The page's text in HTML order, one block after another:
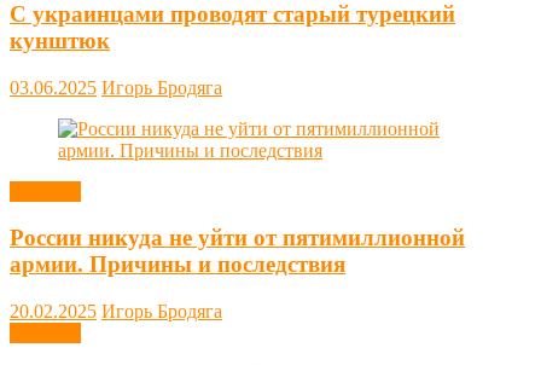
С украинцами проводят старый турецкий
кунштюк
03.06.2025 Игорь Бродяга
России никуда не уйти от пятимиллионной
армии. Причины и последствия
20.02.2025 Игорь Бродяга